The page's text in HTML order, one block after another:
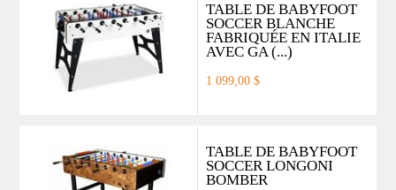
TABLE DE BABYFOOT
SOCCER BLANCHE
FABRIQUÉE EN ITALIE
AVEC GA (...)
1 099,00 $
TABLE DE BABYFOOT
SOCCER LONGONI
BOMBER